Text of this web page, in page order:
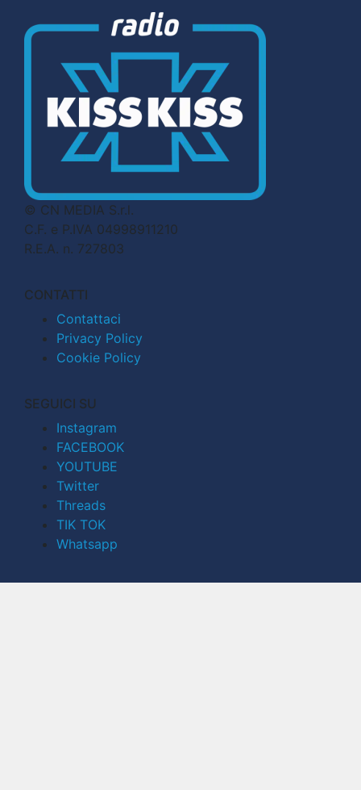
© CN MEDIA S.r.l.
C.F. e P.IVA 04998911210
R.E.A. n. 727803
CONTATTI
Contattaci
Privacy Policy
Cookie Policy
SEGUICI SU
Instagram
FACEBOOK
YOUTUBE
Twitter
Threads
TIK TOK
Whatsapp